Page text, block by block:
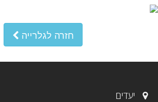
חזרה לגלרייה
יעדים